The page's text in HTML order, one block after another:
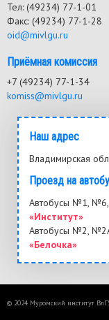
Тел: (49234) 77-1-01
Факс: (49234) 77-1-28
oid@mivlgu.ru
Приёмная комиссия
+7 (49234) 77-1-34
komiss@mivlgu.ru
Наш адрес
Владимирская
Проезд на
Автобусы №1,
«Институт»
Автобусы №2,
«Белочка»
© 2024 Муромский институт